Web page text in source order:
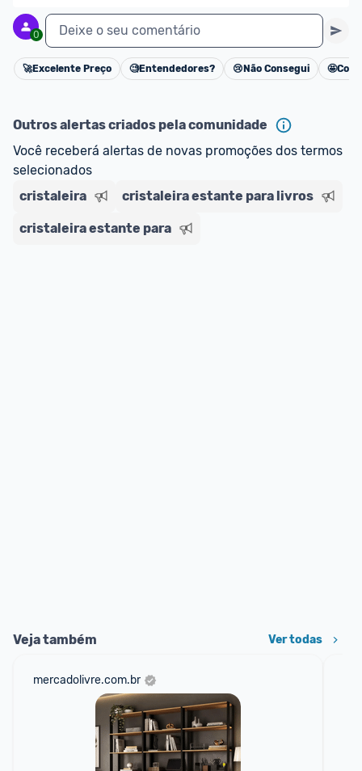
0 Deixe o seu comentário
Cancelar
🚀Excelente Preço 🧐Entendedores? 😢 Não Consegui 🤩
Outros alertas criados pela comunidade
Você receberá alertas de novas promoções dos termos
selecionados
cristaleira
cristaleira estante para livros
cristaleira estante para
Veja também Ver todas
mercadolivre.com.br